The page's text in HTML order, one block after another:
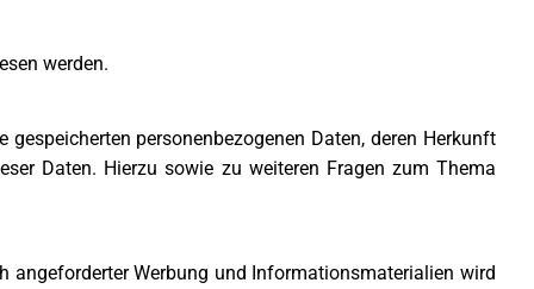
werden.
personenbezogenen Daten, deren Herkunft
Daten. Hierzu sowie zu weiteren Fragen zum Thema
Werbung und Informationsmaterialien wird